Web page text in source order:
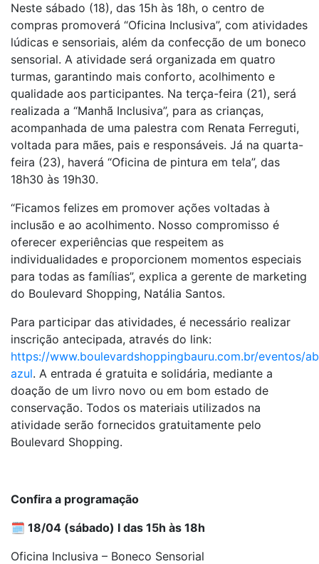
Neste sábado (18), das 15h às 18h, o centro de
compras promoverá “Oficina Inclusiva”, com atividades
lúdicas e sensoriais, além da confecção de um boneco
sensorial. A atividade será organizada em quatro
turmas, garantindo mais conforto, acolhimento e
qualidade aos participantes. Na terça-feira (21), será
realizada a “Manhã Inclusiva”, para as crianças,
acompanhada de uma palestra com Renata Ferreguti,
voltada para mães, pais e responsáveis. Já na quarta-
feira (23), haverá “Oficina de pintura em tela”, das
18h30 às 19h30.
“Ficamos felizes em promover ações voltadas à
inclusão e ao acolhimento. Nosso compromisso é
oferecer experiências que respeitem as
individualidades e proporcionem momentos especiais
para todas as famílias”, explica a gerente de marketing
do Boulevard Shopping, Natália Santos.
Para participar das atividades, é necessário realizar
inscrição antecipada, através do link:
https://www.boulevardshoppingbauru.com.br/eventos/
azul. A entrada é gratuita e solidária, mediante a
doação de um livro novo ou em bom estado de
conservação. Todos os materiais utilizados na
atividade serão fornecidos gratuitamente pelo
Boulevard Shopping.
Confira a programação
🗓️ 18/04 (sábado) I das 15h às 18h
Oficina Inclusiva – Boneco Sensorial